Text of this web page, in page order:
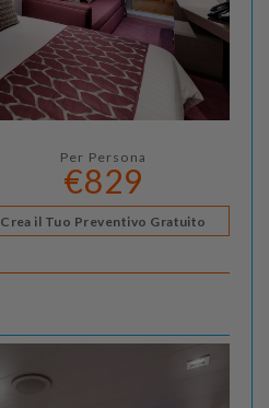
Per Persona
€829
Crea il Tuo Preventivo Gratuito